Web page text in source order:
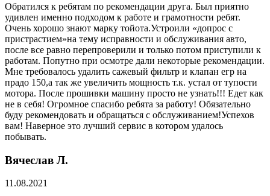
Обратился к ребятам по рекомендации друга. Был приятно
удивлен именно подходом к работе и грамотности ребят.
Очень хорошо знают марку тойота.Устроили «допрос с
пристрастием»на тему исправности и обслуживания авто,
после все равно перепроверили и только потом приступили к
работам. Попутно при осмотре дали некоторые рекомендации.
Мне требовалось удалить сажевый фильтр и клапан егр на
прадо 150,а так же увеличить мощность т.к. устал от тупости
мотора. После прошивки машину просто не узнать!!! Едет как
не в себя! Огромное спасибо ребята за работу! Обязательно
буду рекомендовать и обращаться с обслуживанием!Успехов
вам! Наверное это лучший сервис в котором удалось
побывать.
Вячеслав Л.
11.08.2021